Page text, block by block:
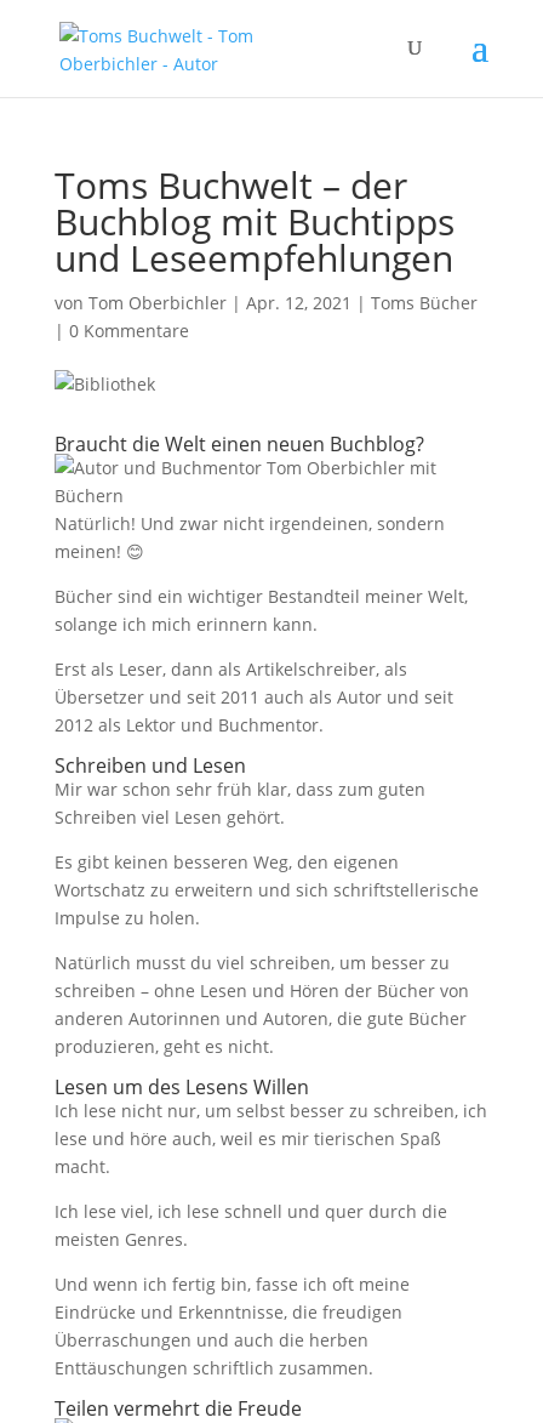
Toms Buchwelt – der
Buchblog mit Buchtipps
und Leseempfehlungen
von Tom Oberbichler| Apr. 12, 2021 | Toms Bücher
| 0 Kommentare
Braucht die Welt einen neuen Buchblog?
Natürlich! Und zwar nicht irgendeinen, sondern
meinen! 😊
Bücher sind ein wichtiger Bestandteil meiner Welt,
solange ich mich erinnern kann.
Erst als Leser, dann als Artikelschreiber, als
Übersetzer und seit 2011 auch als Autor und seit
2012 als Lektor und Buchmentor.
Schreiben und Lesen
Mir war schon sehr früh klar, dass zum guten
Schreiben viel Lesen gehört.
Es gibt keinen besseren Weg, den eigenen
Wortschatz zu erweitern und sich schriftstellerische
Impulse zu holen.
Natürlich musst du viel schreiben, um besser zu
schreiben – ohne Lesen und Hören der Bücher von
anderen Autorinnen und Autoren, die gute Bücher
produzieren, geht es nicht.
Lesen um des Lesens Willen
Ich lese nicht nur, um selbst besser zu schreiben, ich
lese und höre auch, weil es mir tierischen Spaß
macht.
Ich lese viel, ich lese schnell und quer durch die
meisten Genres.
Und wenn ich fertig bin, fasse ich oft meine
Eindrücke und Erkenntnisse, die freudigen
Überraschungen und auch die herben
Enttäuschungen schriftlich zusammen.
Teilen vermehrt die Freude